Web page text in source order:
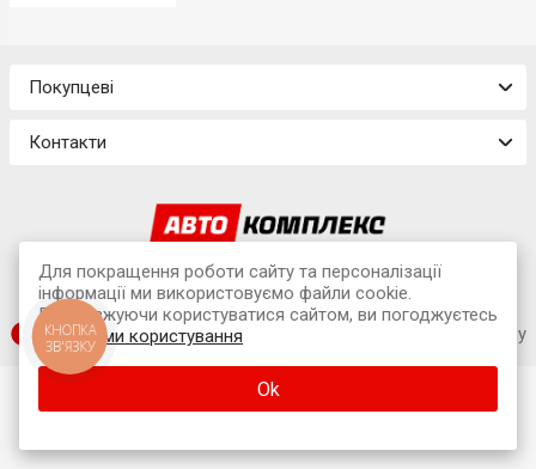
Покупцеві
Контакти
© 2026 Інтернет-магазин «Avtokompleks»
м. Львів, вул. Наукова, 7А (офіс)
SUFIX web agency
Для покращення роботи сайту та персоналізації
інформації ми використовуємо файли cookie.
Продовжуючи користуватися сайтом, ви погоджуєтесь
зумовами користування
Ok
КНОПКА
ЗВ'ЯЗКУ